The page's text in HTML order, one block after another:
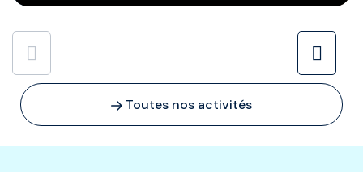
Toutes nos activités